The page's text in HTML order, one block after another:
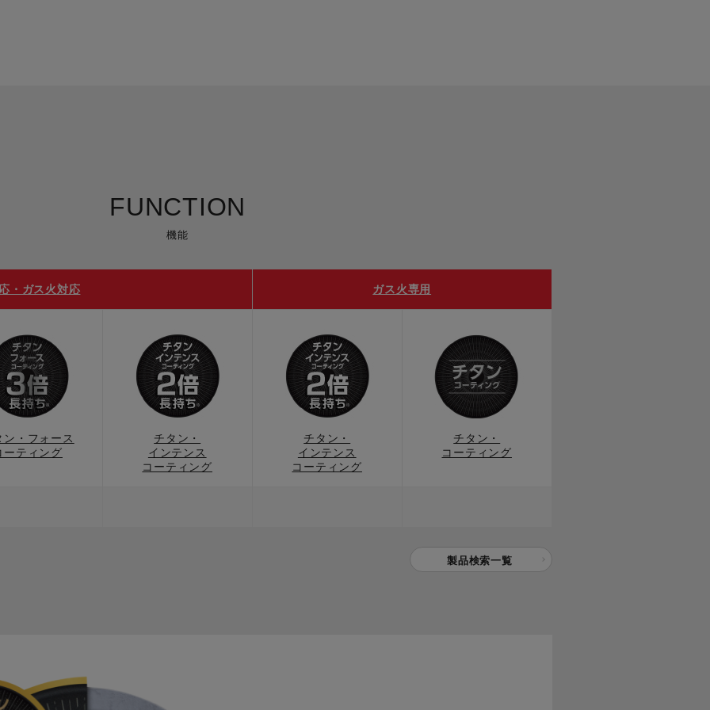
機能
FUNCTION
・ガス火対応 ガス火専用
ン・フォース
ーティング
チタン・
インテンス
コーティング
チタン・
インテンス
コーティング
チタン・
コーティング
製品検索一覧